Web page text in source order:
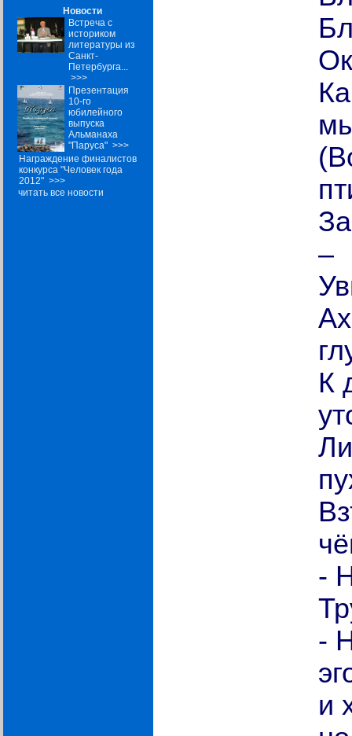
Новости
Встреча с
историком
литературы из
Санкт-
Петербурга...
>>>
Презентация
10-го
юбилейного
выпуска
Альманаха
"Паруса" >>>
Награждение финалистов
конкурса "Человек года
2012" >>>
читать все новости
–
К
-
-
и